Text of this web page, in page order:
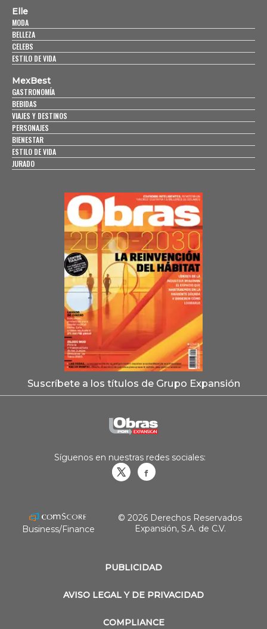
Elle
MODA
BELLEZA
CELEBS
ESTILO DE VIDA
MexBest
GASTRONOMÍA
BEBIDAS
VIAJES Y DESTINOS
PERSONAJES
BIENESTAR
ESTILO DE VIDA
JURADO
Suscríbete a los títulos de Grupo Expansión
PUBLICIDAD
AVISO LEGAL Y DE PRIVACIDAD
COMPLIANCE
Síguenos en nuestras redes sociales:
Business/Finance
© 2026 Derechos Reservados
Expansión, S.A. de C.V.